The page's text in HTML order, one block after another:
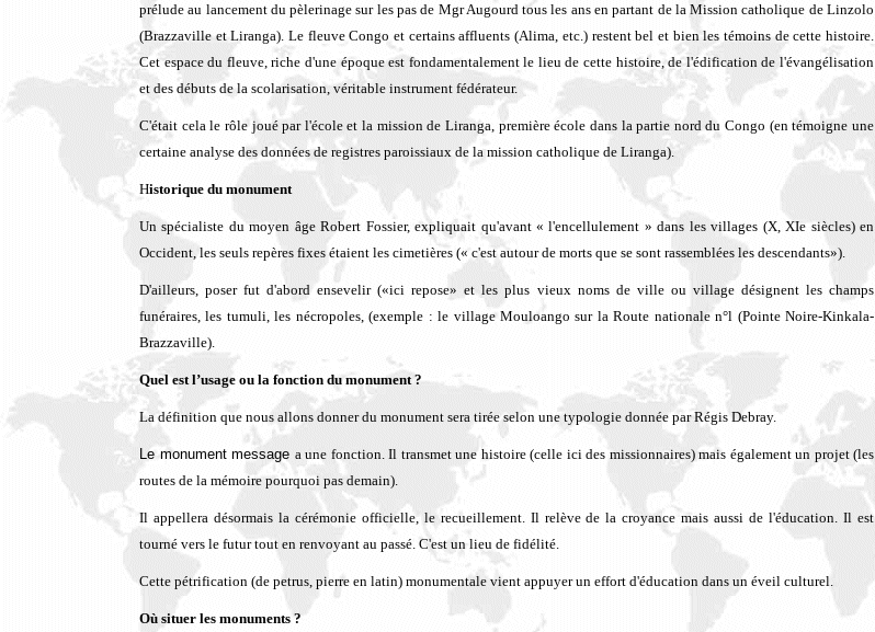
prélude au lancement du pèlerinage sur les pas de Mgr Augourd tous les ans en partant de la Mission catholique de Linzolo
(Brazzaville et Liranga). Le fleuve Congo et certains affluents (Alima, etc.) restent bel et bien les témoins de cette histoire.
Cet espace du fleuve, riche d'une époque est fondamentalement le lieu de cette histoire, de l'édification de l'évangélisation
et des débuts de la scolarisation, véritable instrument fédérateur.
C'était cela le rôle joué par l'école et la mission de Liranga, première école dans la partie nord du Congo (en témoigne une
certaine analyse des données de registres paroissiaux de la mission catholique de Liranga).
Historique du monument
Un spécialiste du moyen âge Robert Fossier, expliquait qu'avant « l'encellulement » dans les villages (X, XIe siècles) en
Occident, les seuls repères fixes étaient les cimetières (« c'est autour de morts que se sont rassemblées les descendants»).
D'ailleurs, poser fut d'abord ensevelir («ici repose» et les plus vieux noms de ville ou village désignent les champs
funéraires, les tumuli, les nécropoles, (exemple : le village Mouloango sur la Route nationale n°l (Pointe Noire-Kinkala-
Brazzaville).
Quel est l’usage ou la fonction du monument ?
La définition que nous allons donner du monument sera tirée selon une typologie donnée par Régis Debray.
Le monument message a une fonction. Il transmet une histoire (celle ici des missionnaires) mais également un projet (les
routes de la mémoire pourquoi pas demain).
Il appellera désormais la cérémonie officielle, le recueillement. Il relève de la croyance mais aussi de l'éducation. Il est
tourné vers le futur tout en renvoyant au passé. C'est un lieu de fidélité.
Cette pétrification (de petrus, pierre en latin) monumentale vient appuyer un effort d'éducation dans un éveil culturel.
Où situer les monuments ?